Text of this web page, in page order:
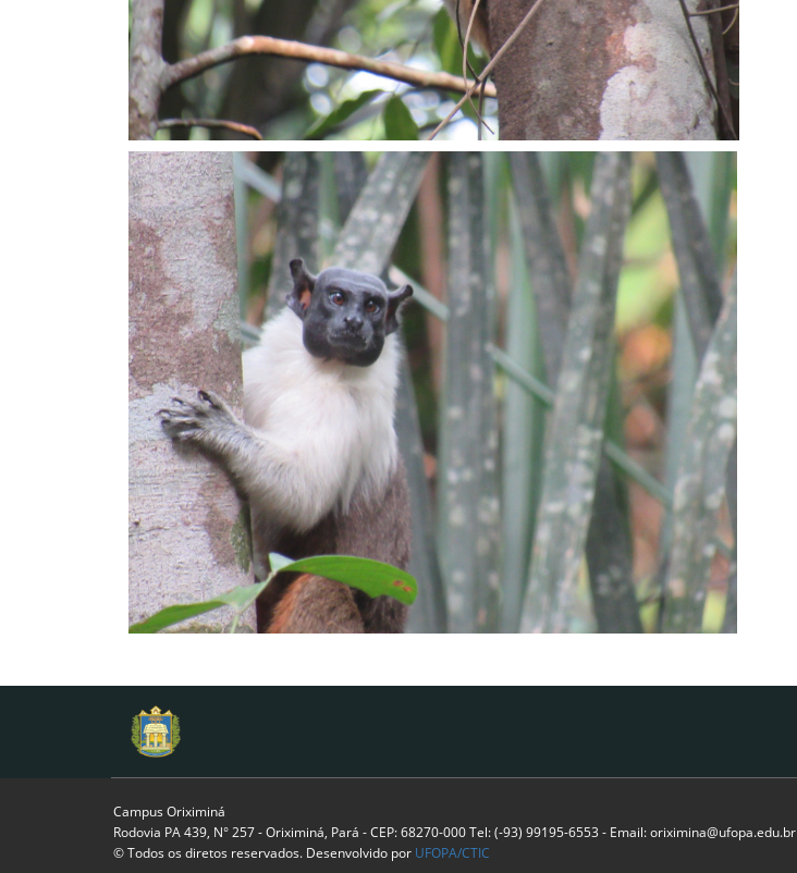
Campus Oriximiná
Rodovia PA 439, N° 257 - Oriximiná, Pará - CEP: 68270-000 Tel: (-93) 99195-6553 - Email: oriximina@ufopa.edu.br
© Todos os diretos reservados. Desenvolvido por UFOPA/CTIC